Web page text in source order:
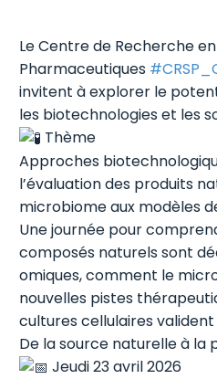
Le Centre de Recherche
Pharmaceutiques
invitent à explorer le
les biotechnologies et les
Thème
Approches
l’évaluation des produits
microbiome aux modèles
Une journée pour
composés naturels sont
omiques, comment le
nouvelles pistes
cultures cellulaires
De la source naturelle à la
Jeudi 23 avril 2026